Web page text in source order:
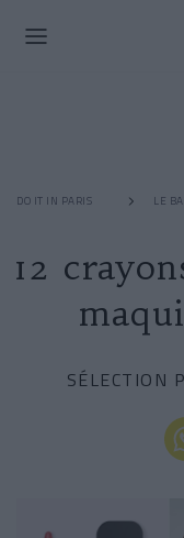
DO IT IN PARIS LE
12
SÉLECTION